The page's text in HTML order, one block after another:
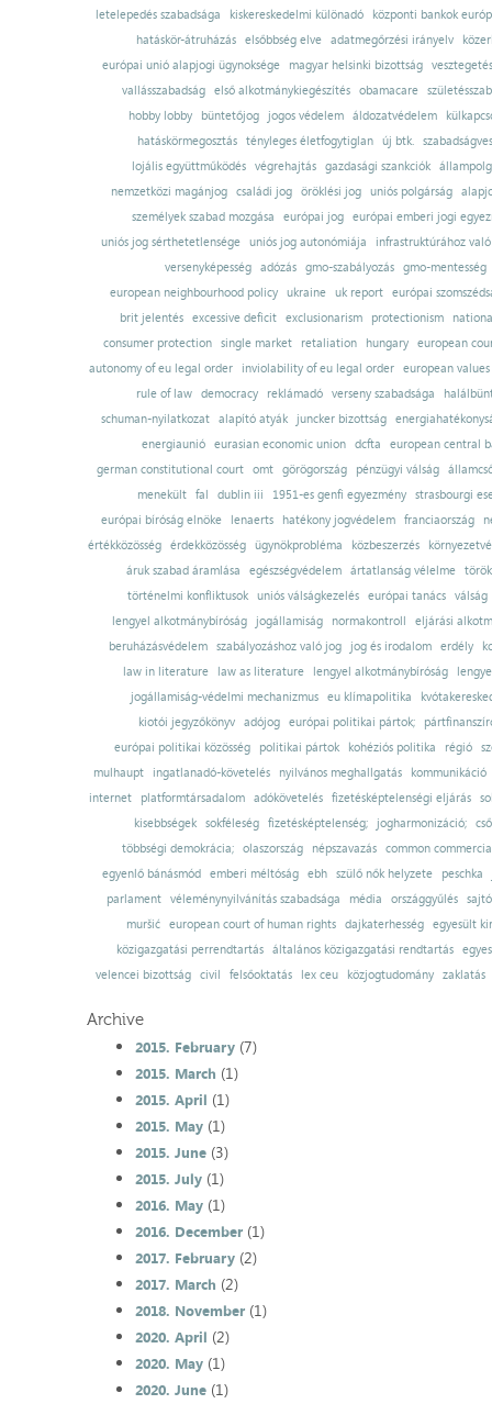
letelepedés szabadsága
kiskereskedelmi különadó
központi bankok
hatáskör-átruházás
elsőbbség elve adatmegőrzési irányelv
európai unió alapjogi ügynoksége
magyar helsinki bizottság
vesztegetés
vallásszabadság
első alkotmánykiegészítés obamacare
hobby lobby
büntetőjog jogos védelem áldozatvédelem
hatáskörmegosztás tényleges életfogytiglan új btk.
lojális együttműködés
végrehajtás gazdasági szankciók
nemzetközi magánjog
családi jog öröklési jog uniós polgárság
személyek szabad mozgása
európai jog európai emberi jogi
uniós jog sérthetetlensége uniós jog autonómiája
infrastruktúrához
versenyképesség adózás gmo-szabályozás gmo-mentesség
european neighbourhood policy
ukraine uk report
európai
brit jelentés excessive deficit exclusionarism protectionism
consumer protection
single market retaliation hungary
european
autonomy of eu legal order
inviolability of eu legal order
european values
rule of law
democracy reklámadó verseny szabadsága
schuman-nyilatkozat alapító atyák juncker bizottság
energiaunió eurasian economic union dcfta
european central
german constitutional court
omt görögország pénzügyi válság
menekült
fal dublin iii 1951-es genfi egyezmény
strasbourgi
európai bíróság elnöke
lenaerts hatékony jogvédelem franciaország
értékközösség
érdekközösség ügynökprobléma közbeszerzés
áruk szabad áramlása
egészségvédelem ártatlanság vélelme
történelmi konfliktusok uniós válságkezelés európai tanács válság
lengyel alkotmánybíróság
jogállamiság normakontroll
eljárási
beruházásvédelem
szabályozáshoz való jog jog és irodalom erdély
law in literature
law as literature lengyel alkotmánybíróság
jogállamiság-védelmi mechanizmus
eu klímapolitika
kiotói jegyzőkönyv adójog európai politikai pártok;
európai politikai közösség
politikai pártok kohéziós politika régió
mulhaupt
ingatlanadó-követelés nyilvános meghallgatás
kommunikáció
internet
platformtársadalom adókövetelés fizetésképtelenségi eljárás
kisebbségek sokféleség fizetésképtelenség; jogharmonizáció;
többségi demokrácia; olaszország népszavazás common
egyenlő bánásmód emberi méltóság ebh szülő nők helyzete
peschka
parlament
véleménynyilvánítás szabadsága média országgyűlés
muršić
european court of human rights dajkaterhesség
egyesült
közigazgatási perrendtartás
általános közigazgatási rendtartás
velencei bizottság
civil felsőoktatás lex ceu közjogtudomány zaklatás
Archive
2015. February(7)
2015. March (1)
2015. April (1)
2015. May(1)
2015. June(3)
2015. July(1)
2016. May(1)
2016. December(1)
2017. February(2)
2017. March (2)
2018. November(1)
2020. April (2)
2020. May(1)
2020. June(1)